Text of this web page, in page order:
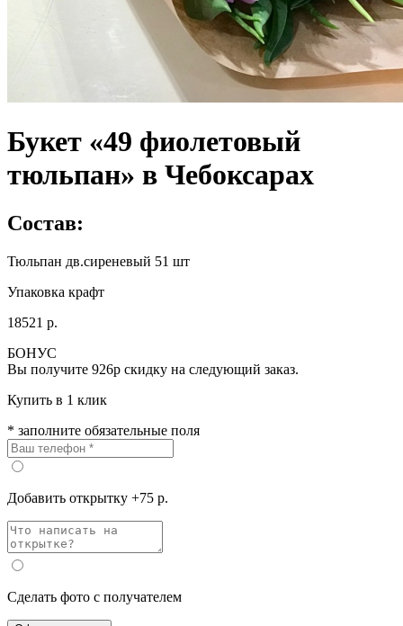
Букет «49 фиолетовый
тюльпан» в Чебоксарах
Состав:
Тюльпан дв.сиреневый 51 шт
Упаковка крафт
18521 р.
БОНУС
Вы получите 926р скидку на следующий заказ.
Купить в 1 клик
* заполните обязательные поля
Добавить открытку +75 р.
Сделать фото с получателем